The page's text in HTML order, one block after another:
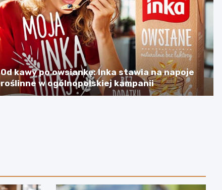
Od kawy po owsiankę: Inka stawia na napoje
roślinne w ogólnopolskiej kampanii